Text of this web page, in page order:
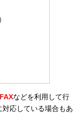
などを利用して行
応している場合もあ